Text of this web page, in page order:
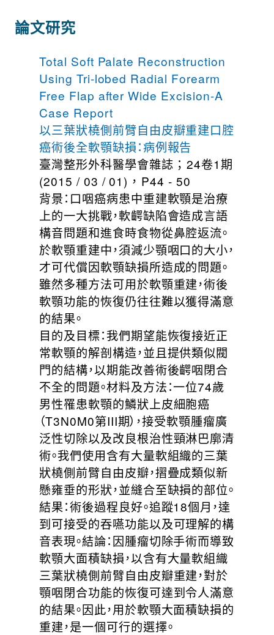
論文研究
Total Soft Palate Reconstruction
Using Tri-lobed Radial Forearm
Free Flap after Wide Excision-A
Case Report
以三葉狀橈側前臂自由皮瓣重建口腔
癌術後全軟顎缺損：病例報告
臺灣整形外科醫學會雜誌 ； 24卷1期
(2015 / 03 / 01) ， P44 - 50
背景：口咽癌病患中重建軟顎是治療
上的一大挑戰，軟齶缺陷會造成言語
構音問題和進食時食物從鼻腔返流。
於軟顎重建中，須減少顎咽口的大小，
才可代償因軟顎缺損所造成的問題。
雖然多種方法可用於軟顎重建，術後
軟顎功能的恢復仍往往難以獲得滿意
的結果。
目的及目標：我們期望能恢復接近正
常軟顎的解剖構造，並且提供類似閥
門的結構，以期能改善術後齶咽閉合
不全的問題。材料及方法：一位74歲
男性罹患軟顎的鱗狀上皮細胞癌
（T3N0M0第III期），接受軟顎腫瘤廣
泛性切除以及改良根治性頸淋巴廓清
術。我們使用含有大量軟組織的三葉
狀橈側前臂自由皮瓣，摺疊成類似新
懸雍垂的形狀，並縫合至缺損的部位。
結果：術後過程良好。追蹤18個月，達
到可接受的吞嚥功能以及可理解的構
音表現。結論：因腫瘤切除手術而導致
軟顎大面積缺損，以含有大量軟組織
三葉狀橈側前臂自由皮瓣重建，對於
顎咽閉合功能的恢復可達到令人滿意
的結果。因此，用於軟顎大面積缺損的
重建，是一個可行的選擇。